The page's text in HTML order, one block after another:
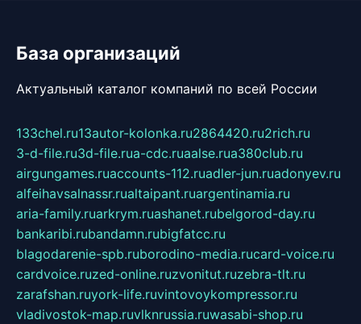
База организаций
Актуальный каталог компаний по всей России
133chel.ru13autor-kolonka.ru2864420.ru2rich.ru
3-d-file.ru3d-file.rua-cdc.ruaalse.rua380club.ru
airgungames.ruaccounts-112.ruadler-jun.ruadonyev.ru
alfeihavsalnassr.rualtaipant.ruargentinamia.ru
aria-family.ruarkrym.ruashanet.rubelgorod-day.ru
bankaribi.rubandamn.rubigfatcc.ru
blagodarenie-spb.ruborodino-media.rucard-voice.ru
cardvoice.ruzed-online.ruzvonitut.ruzebra-tlt.ru
zarafshan.ruyork-life.ruvintovoykompressor.ru
vladivostok-map.ruvlknrussia.ruwasabi-shop.ru